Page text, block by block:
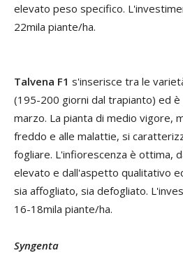
elevato peso specifico.
22mila piante/ha.
Talvena F1 s'inserisce tra le
(195-200 giorni dal trapianto) ed
marzo. La pianta di medio vigore,
freddo e alle malattie, si
fogliare. L'infiorescenza è ottima,
elevato e dall'aspetto qualitativo
sia affogliato, sia defogliato.
16-18mila piante/ha.
Syngenta